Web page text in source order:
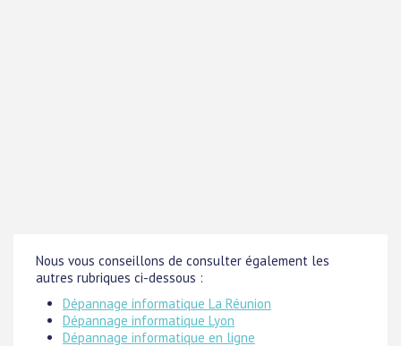
Nous vous conseillons de consulter également les
autres rubriques ci-dessous :
Dépannage informatique La Réunion
Dépannage informatique Lyon
Dépannage informatique en ligne